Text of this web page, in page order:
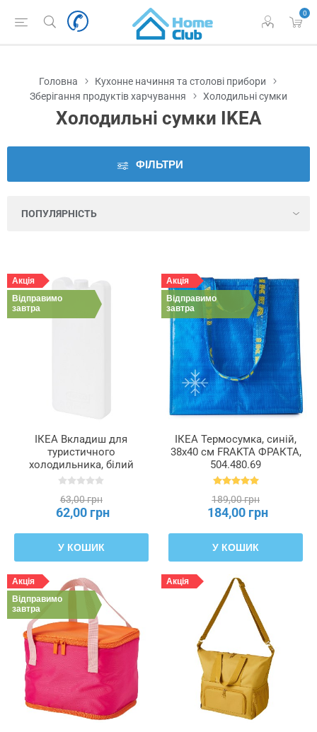
0
Наявність
Виробник
Колір
Глибина
Головна
Кухонне начиння та столові прибори
Зберігання продуктів харчування
Холодильні сумки
Холодильні сумки IKEA
ФІЛЬТРИ
Акція
Відправимо
завтра
ІКЕА Вкладиш для
туристичного
холодильника, білий
KYLKLAMP КІЛКЛЕМП,
63,00 грн
62,00 грн
У КОШИК
Акція
Відправимо
завтра
ІКЕА Термосумка, синій,
38x40 см FRAKTA ФРАКТА,
504.480.69
189,00 грн
184,00 грн
У КОШИК
Акція
Відправимо
завтра
Акція